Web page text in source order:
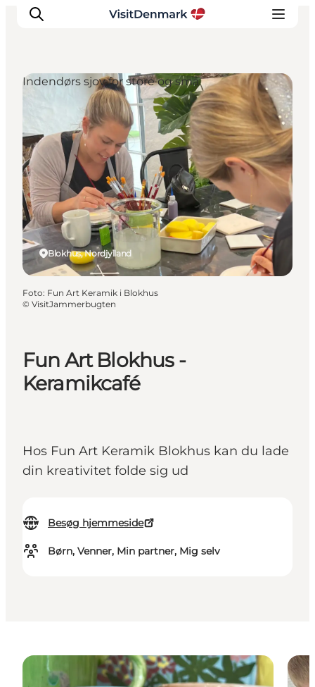
Inspiration
Destinationer
Oplevelser
Overnatning
Planlæg ferien
Fun Art Blokhus -
Keramikcafé
Hos Fun Art Keramik Blokhus kan du lade
din kreativitet folde sig ud
Besøg hjemmeside
Børn, Venner, Min partner, Mig selv
Blokhus, Nordjylland
Indendørs sjov for store og små
Foto: Fun Art Keramik i Blokhus
© VisitJammerbugten